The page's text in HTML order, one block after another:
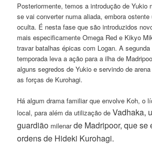
Posteriormente, temos a introdução de Yukio
se vai converter numa aliada, embora ostente
oculta. É nesta fase que são introduzidos
mais especificamente Omega Red e Kikyo
travar batalhas épicas com Logan. A
temporada leva a ação para a ilha de
alguns segredos de Yukio e servindo de
as forças de Kurohagi.
Há algum drama familiar que envolve Koh, o
local, para além da utilização deVadhaka,
guardião milenarde Madripoor, que se
ordens de Hideki Kurohagi.